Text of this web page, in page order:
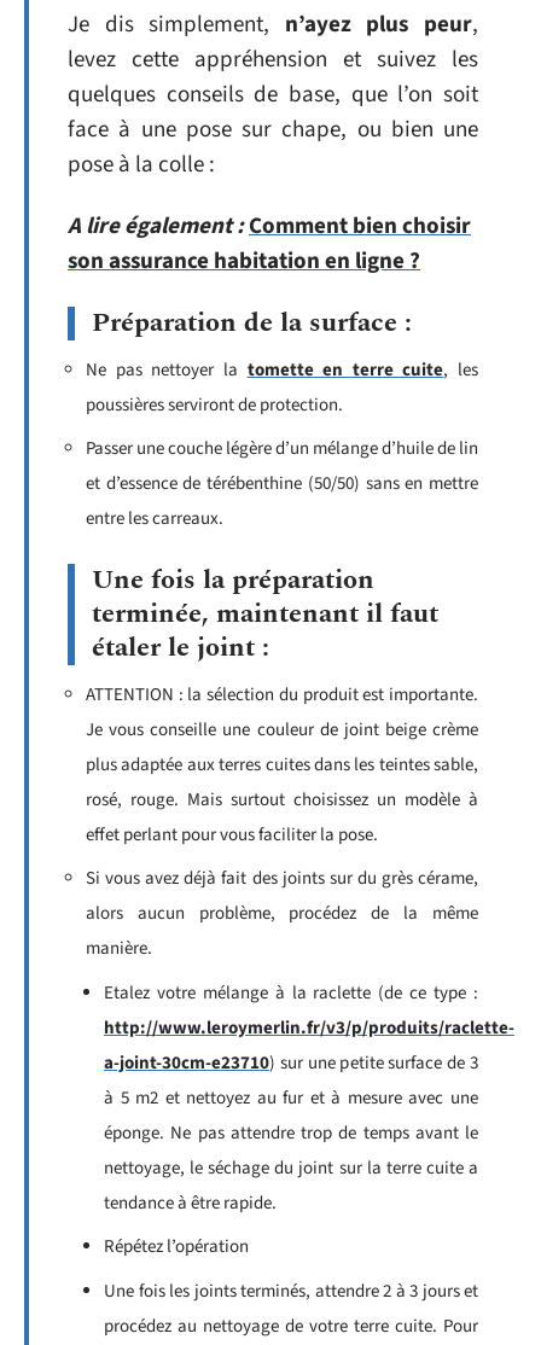
Je dis simplement, n’ayez plus peur,
levez cette appréhension et suivez les
quelques conseils de base, que l’on soit
face à une pose sur chape, ou bien une
pose à la colle :
A lire également :Comment bien choisir
son assurance habitation en ligne ?
Préparation de la surface :
Ne pas nettoyer la tomette en terre cuite, les
poussières serviront de protection.
Passer une couche légère d’un mélange d’huile de lin
et d’essence de térébenthine (50/50) sans en mettre
entre les carreaux.
Une fois la préparation
terminée, maintenant il faut
étaler le joint :
ATTENTION : la sélection du produit est importante.
Je vous conseille une couleur de joint beige crème
plus adaptée aux terres cuites dans les teintes sable,
rosé, rouge. Mais surtout choisissez un modèle à
effet perlant pour vous faciliter la pose.
Si vous avez déjà fait des joints sur du grès cérame,
alors aucun problème, procédez de la même
manière.
Etalez votre mélange à la raclette (de ce type :
http://www.leroymerlin.fr/v3/p/produits/raclette-
a-joint-30cm-e23710) sur une petite surface de 3
à 5 m2 et nettoyez au fur et à mesure avec une
éponge. Ne pas attendre trop de temps avant le
nettoyage, le séchage du joint sur la terre cuite a
tendance à être rapide.
Répétez l’opération
Une fois les joints terminés, attendre 2 à 3 jours et
procédez au nettoyage de votre terre cuite. Pour